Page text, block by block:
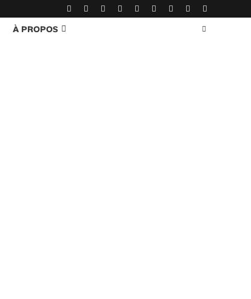
À PROPOS